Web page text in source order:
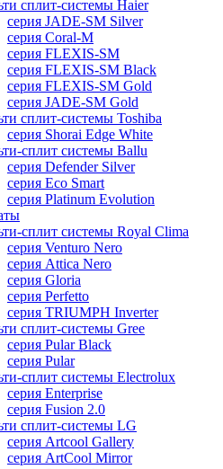
сплит-системы Haier
серия JADE-SM Silver
серия Coral-M
серия FLEXIS-SM
серия FLEXIS-SM Black
серия FLEXIS-SM Gold
серия JADE-SM Gold
сплит-системы Toshiba
серия Shorai Edge White
сплит системы Ballu
серия Defender Silver
серия Eco Smart
серия Platinum Evolution
сплит системы Royal Clima
серия Venturo Nero
серия Attica Nero
серия Gloria
серия Perfetto
серия TRIUMPH Inverter
сплит-системы Gree
серия Pular Black
серия Pular
сплит системы Electrolux
серия Enterprise
серия Fusion 2.0
сплит-системы LG
серия Artcool Gallery
серия ArtCool Mirror